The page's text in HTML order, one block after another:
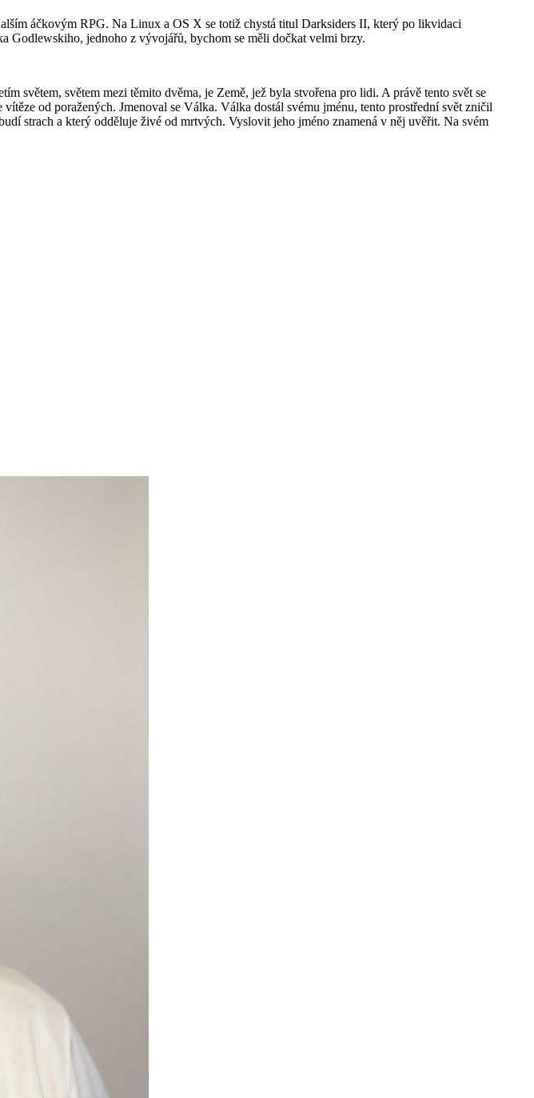
áčkovým RPG. Na Linux a OS X se totiž chystá titul Darksiders II, který po likvidaci
Godlewskiho, jednoho z vývojářů, bychom se měli dočkat velmi brzy.
světem, světem mezi těmito dvěma, je Země, jež byla stvořena pro lidi. A právě tento svět se
od poražených. Jmenoval se Válka. Válka dostál svému jménu, tento prostřední svět zničil
strach a který odděluje živé od mrtvých. Vyslovit jeho jméno znamená v něj uvěřit. Na svém